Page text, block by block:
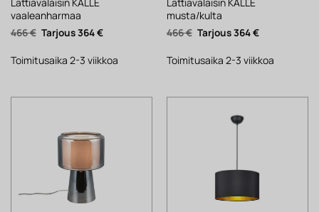
vaaleanharmaa
466€ Alkuperäinen
hinta
466 €.
364€Nykyinen
364 €.
Toimitusaika 2-3 viikkoa
musta/kulta
466€ Alkuperäinen
hinta
466 €.
364€Nykyinen
364 €.
Toimitusaika 2-3 viikkoa